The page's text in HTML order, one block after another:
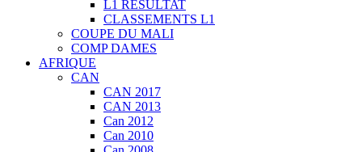
L1 RESULTAT
CLASSEMENTS L1
COUPE DU MALI
COMP DAMES
AFRIQUE
CAN
CAN 2017
CAN 2013
Can 2012
Can 2010